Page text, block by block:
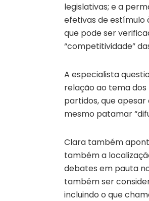
legislativas; e a
efetivas de estímulo
que pode ser
“competitividade”
A especialista
relação ao tema
partidos, que
mesmo patamar
Clara também
também a
debates em pauta
também ser
incluindo o que